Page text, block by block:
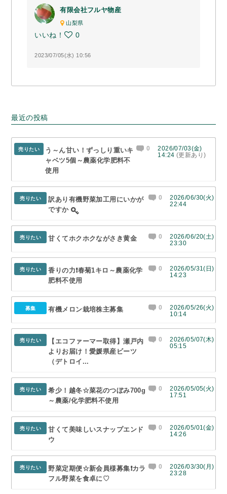
有限会社フルヤ物産
山梨県
いいね！ 0
2023/07/05(水) 10:56
最近の投稿
売りたい
う～ん甘い！ずっしり重いキ
ャベツ5個～農薬化学肥料不
使用
0
2026/07/03(金)
14:24 (更新あり)
売りたい
訳あり有機野菜加工用にいかが
ですか
0
2026/06/30(火)
22:44
売りたい 甘くてホクホクながさき黄金 0
2026/06/20(土)
23:30
売りたい
香りの力❗春菊1キロ～農薬化学
肥料不使用
0
2026/05/31(日)
14:23
募集 有機メロン栽培株主募集 0
2026/05/26(火)
10:14
売りたい
【エコファーマー取得】瀬戸内
よりお届け！愛媛県産ビーツ
（デトロイ...
0
2026/05/07(木)
05:15
売りたい
希少！越冬☆菜花のつぼみ700g
～農薬/化学肥料不使用
0
2026/05/05(火)
17:51
売りたい
甘くて美味しいスナップエンド
ウ
0
2026/05/01(金)
14:26
売りたい
野菜定期便☆新会員様募集❗カラ
フル野菜を食卓に♡
0
2026/03/30(月)
23:28